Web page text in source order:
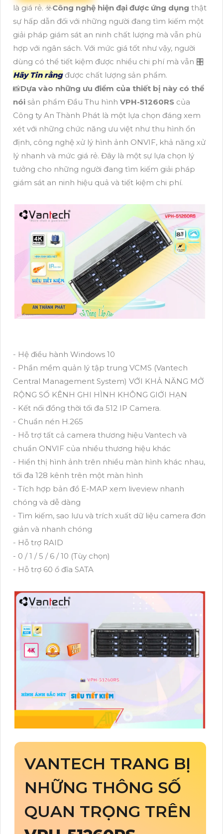
là giá rẻ. ☣️Công nghệ hiện đại được ứng dụng thật
sự hấp dẫn đối với những người đang tìm kiếm một
giải pháp giám sát an ninh chất lượng mà vẫn phù
hợp với ngân sách. Với mức giá tốt như vậy, người
dùng có thể tiết kiệm được nhiều chi phí mà vẫn 🎛
Hãy Tin rằngđược chất lượng sản phẩm.
📸Dựa vào những ưu điểm của thiết bị này có thể
nói sản phẩm Đầu Thu hình VPH-51260RS của
Công ty An Thành Phát là một lựa chọn đáng xem
xét với những chức năng ưu việt như thu hình ổn
định, công nghệ xử lý hình ảnh ONVIF, khả năng xử
lý nhanh và mức giá rẻ. Đây là một sự lựa chọn lý
tưởng cho những người đang tìm kiếm giải pháp
giám sát an ninh hiệu quả và tiết kiệm chi phí.
- Hệ điều hành Windows 10
- Phần mềm quản lý tập trung VCMS (Vantech
Central Management System) VỚI KHẢ NĂNG MỞ
RỘNG SỐ KÊNH GHI HÌNH KHÔNG GIỚI HẠN
- Kết nối đồng thời tối đa 512 IP Camera.
- Chuẩn nén H.265
- Hỗ trợ tất cả camera thương hiệu Vantech và
chuẩn ONVIF của nhiều thương hiệu khác
- Hiển thị hình ảnh trên nhiều màn hình khác nhau,
tối đa 128 kênh trên một màn hình
- Tích hợp bản đồ E-MAP xem liveview nhanh
chóng và dễ dàng
- Tìm kiếm, sao lưu và trích xuất dữ liệu camera đơn
giản và nhanh chóng
- Hỗ trợ RAID
- 0 / 1 / 5 / 6 / 10 (Tùy chọn)
- Hỗ trợ 60 ổ đĩa SATA
VANTECH TRANG BỊ
NHỮNG THÔNG SỐ
QUAN TRỌNG TRÊN